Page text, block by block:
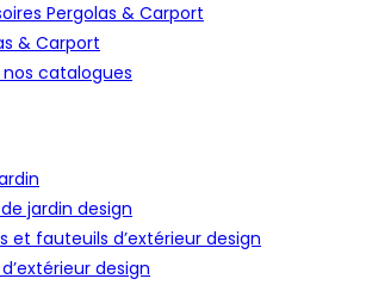
Pergolas & Carport
& Carport
catalogues
jardin design
et fauteuils d’extérieur design
design